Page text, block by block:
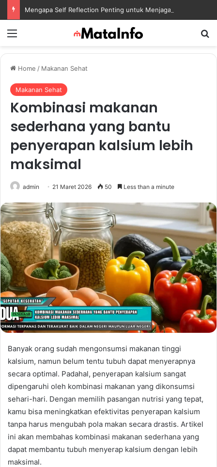
Home / Makanan Sehat
Makanan Sehat
Kombinasi makanan
sederhana yang bantu
penyerapan kalsium lebih
maksimal
admin 21 Maret 2026 50 Less than a minute
Banyak orang sudah mengonsumsi makanan tinggi
kalsium, namun belum tentu tubuh dapat menyerapnya
secara optimal. Padahal, penyerapan kalsium sangat
dipengaruhi oleh kombinasi makanan yang dikonsumsi
sehari-hari. Dengan memilih pasangan nutrisi yang tepat,
kamu bisa meningkatkan efektivitas penyerapan kalsium
tanpa harus mengubah pola makan secara drastis. Artikel
ini akan membahas kombinasi makanan sederhana yang
dapat membantu tubuh menyerap kalsium dengan lebih
maksimal.